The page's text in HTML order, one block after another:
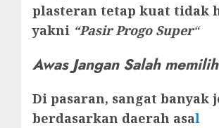
plasteran tetap kuat tidak
yakni “Pasir Progo Super“
Awas Jangan Salah
Di pasaran, sangat banyak
berdasarkan daerah asal